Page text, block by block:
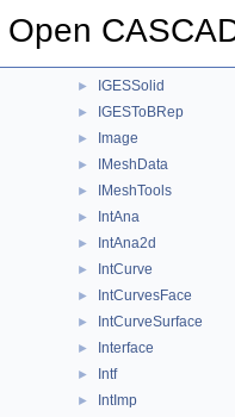
Open
► IGESGraph
► IGESSolid
► IGESToBRep
► Image
► IMeshData
► IMeshTools
► IntAna
► IntAna2d
► IntCurve
► IntCurvesFace
► IntCurveSurface
► Interface
► Intf
► IntImp